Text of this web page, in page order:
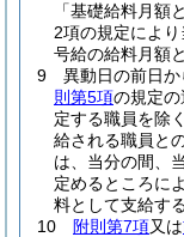
「基礎給料月額
2項の規定によ
号給の給料月額
9
異動日の前日
則第5項の規定の
定する職員を除
給される職員と
は、当分の間、
定めるところによ
料として支給する
10
附則第7項又は